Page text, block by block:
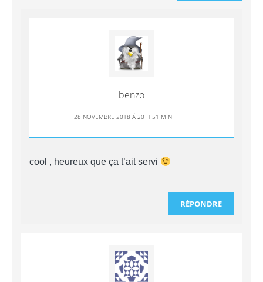
benzo
28 NOVEMBRE 2018 Á 20 H 51 MIN
cool , heureux que ça t’ait servi
RÉPONDRE